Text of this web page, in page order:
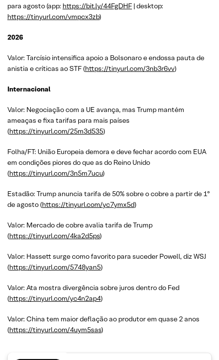
para agosto (app: https://bit.ly/44FgDHF | desktop:
https://tinyurl.com/vmpcx3zb)
2026
Valor: Tarcísio intensifica apoio a Bolsonaro e endossa pauta de
anistia e críticas ao STF (https://tinyurl.com/3nb3r6vv)
Internacional
Valor: Negociação com a UE avança, mas Trump mantém
ameaças e fixa tarifas para mais países
(https://tinyurl.com/25m3d535)
Folha/FT: União Europeia demora e deve fechar acordo com EUA
em condições piores do que as do Reino Unido
(https://tinyurl.com/3n5m7ucu)
Estadão: Trump anuncia tarifa de 50% sobre o cobre a partir de 1º
de agosto (https://tinyurl.com/yc7ymx5d)
Valor: Mercado de cobre avalia tarifa de Trump
(https://tinyurl.com/4ka2d5ps)
Valor: Hassett surge como favorito para suceder Powell, diz WSJ
(https://tinyurl.com/5748yan5)
Valor: Ata mostra divergência sobre juros dentro do Fed
(https://tinyurl.com/yc4n2ap4)
Valor: China tem maior deflação ao produtor em quase 2 anos
(https://tinyurl.com/4uym5sas)